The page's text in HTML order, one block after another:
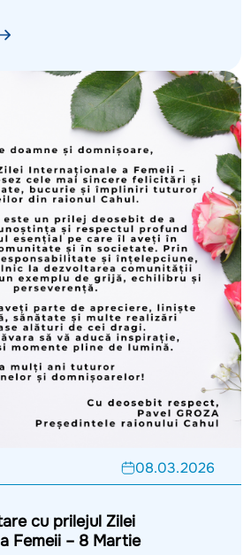
08.03.2026
cu prilejul Zilei
Femeii – 8 Martie